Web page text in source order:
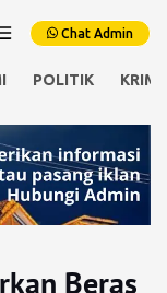
Chat Admin
POLITIK
Beras